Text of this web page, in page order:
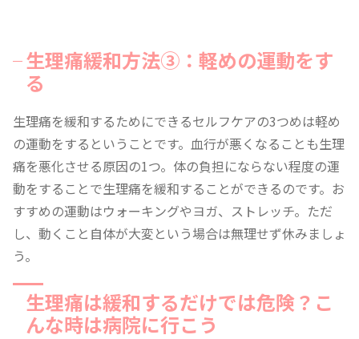
生理痛緩和方法③：軽めの運動をす
る
生理痛を緩和するためにできるセルフケアの3つめは軽め
の運動をするということです。血行が悪くなることも生理
痛を悪化させる原因の1つ。体の負担にならない程度の運
動をすることで生理痛を緩和することができるのです。お
すすめの運動はウォーキングやヨガ、ストレッチ。ただ
し、動くこと自体が大変という場合は無理せず休みましょ
う。
生理痛は緩和するだけでは危険？こ
んな時は病院に行こう